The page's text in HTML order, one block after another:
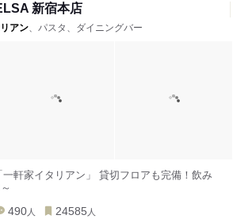
新宿本店
アン、パスタ、ダイニングバー
軒家イタリアン」 貸切フロアも完備！飲み
490 人 24585 人